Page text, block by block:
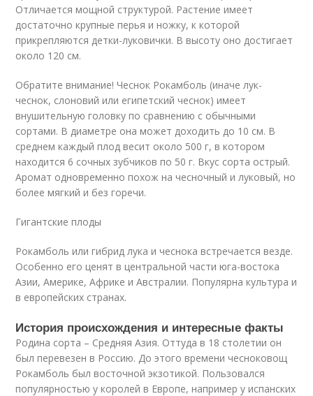
Отличается мощной структурой. Растение имеет
достаточно крупные перья и ножку, к которой
прикрепляются детки-луковички. В высоту оно достигает
около 120 см.
Обратите внимание! Чеснок Рокамболь (иначе лук-
чеснок, слоновий или египетский чеснок) имеет
внушительную головку по сравнению с обычными
сортами. В диаметре она может доходить до 10 см. В
среднем каждый плод весит около 500 г, в котором
находится 6 сочных зубчиков по 50 г. Вкус сорта острый.
Аромат одновременно похож на чесночный и луковый, но
более мягкий и без горечи.
Гигантские плоды
Рокамболь или гибрид лука и чеснока встречается везде.
Особенно его ценят в центральной части юга-востока
Азии, Америке, Африке и Австралии. Популярна культура и
в европейских странах.
История происхождения и интересные факты
Родина сорта – Средняя Азия. Оттуда в 18 столетии он
был перевезен в Россию. До этого времени чесноковощ
Рокамболь был восточной экзотикой. Пользовался
популярностью у королей в Европе, например у испанских